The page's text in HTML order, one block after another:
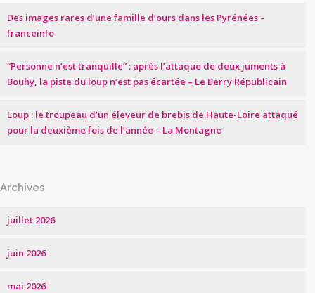
Des images rares d’une famille d’ours dans les Pyrénées –
franceinfo
“Personne n’est tranquille” : après l’attaque de deux juments à
Bouhy, la piste du loup n’est pas écartée – Le Berry Républicain
Loup : le troupeau d’un éleveur de brebis de Haute-Loire attaqué
pour la deuxième fois de l’année – La Montagne
Archives
juillet 2026
juin 2026
mai 2026